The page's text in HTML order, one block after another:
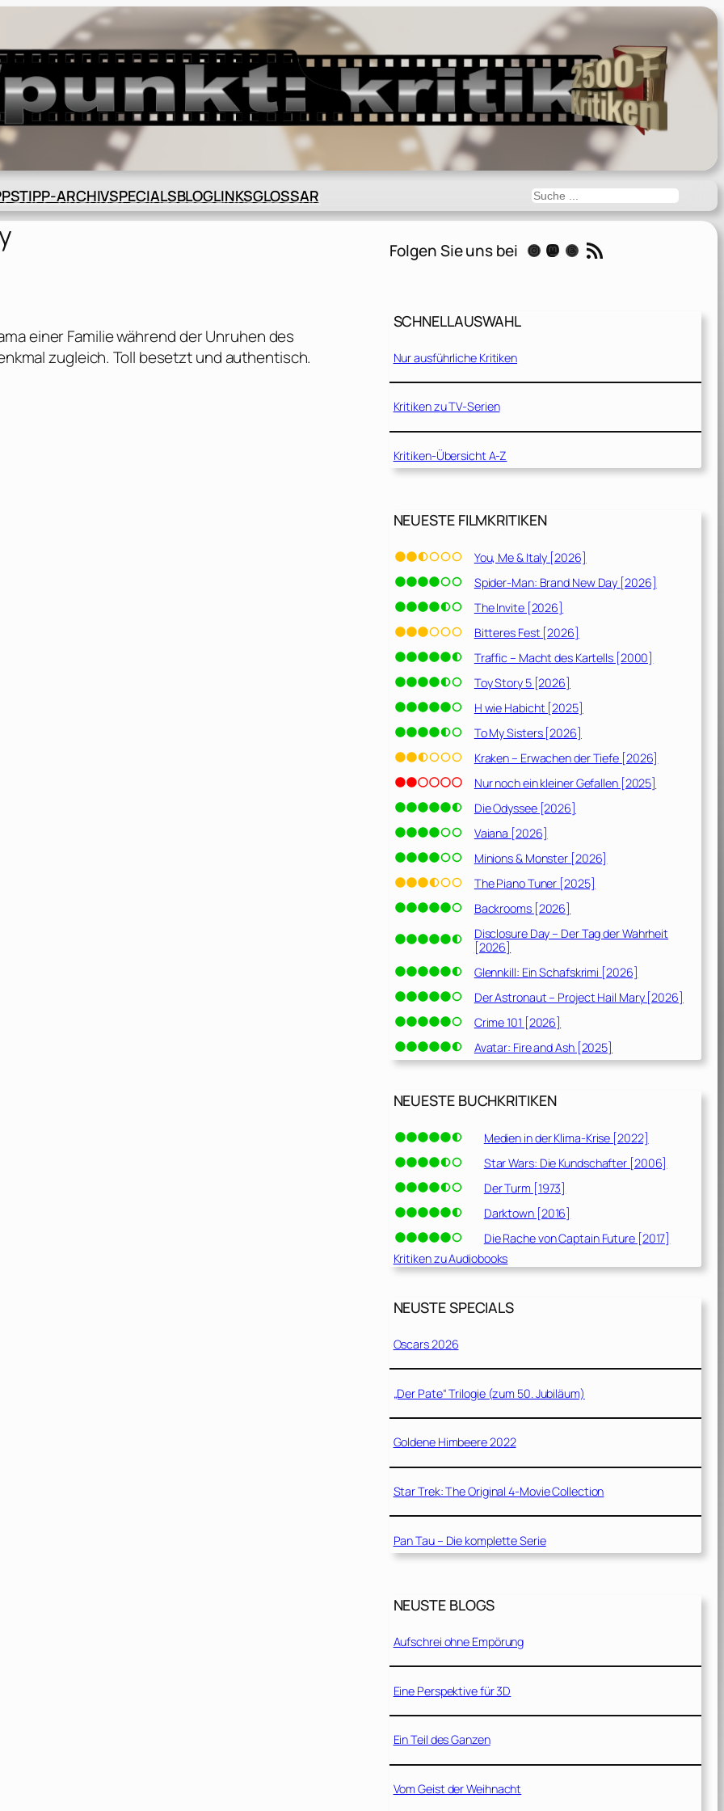
TIPP-ARCHIVSPECIALSBLOGLINKSGLOSSAR Suchen
einer Familie während der Unruhen des
zugleich. Toll besetzt und authentisch.
Folgen Sie uns bei Instagram Mastodon Threads RSS-Feed
SCHNELLAUSWAHL
Nur ausführliche Kritiken
Kritiken zu TV-Serien
Kritiken-Übersicht A-Z
NEUESTE FILMKRITIKEN
You, Me & Italy [2026]
Spider-Man: Brand New Day [2026]
The Invite [2026]
Bitteres Fest [2026]
Traffic – Macht des Kartells [2000]
Toy Story 5 [2026]
H wie Habicht [2025]
To My Sisters [2026]
Kraken – Erwachen der Tiefe [2026]
Nur noch ein kleiner Gefallen [2025]
Die Odyssee [2026]
Vaiana [2026]
Minions & Monster [2026]
The Piano Tuner [2025]
Backrooms [2026]
Disclosure Day – Der Tag der Wahrheit
[2026]
Glennkill: Ein Schafskrimi [2026]
Der Astronaut – Project Hail Mary [2026]
Crime 101 [2026]
Avatar: Fire and Ash [2025]
NEUESTE BUCHKRITIKEN
Medien in der Klima-Krise [2022]
Star Wars: Die Kundschafter [2006]
Der Turm [1973]
Darktown [2016]
Die Rache von Captain Future [2017]
Kritiken zu Audiobooks
NEUSTE SPECIALS
Oscars 2026
„Der Pate“ Trilogie (zum 50. Jubiläum)
Goldene Himbeere 2022
Star Trek: The Original 4-Movie Collection
Pan Tau – Die komplette Serie
NEUSTE BLOGS
Aufschrei ohne Empörung
Eine Perspektive für 3D
Ein Teil des Ganzen
Vom Geist der Weihnacht